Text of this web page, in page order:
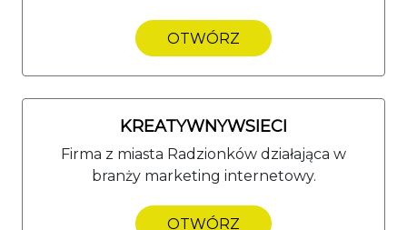
OTWÓRZ
KREATYWNYWSIECI
Firma z miasta Radzionków działająca w
branży marketing internetowy.
OTWÓRZ